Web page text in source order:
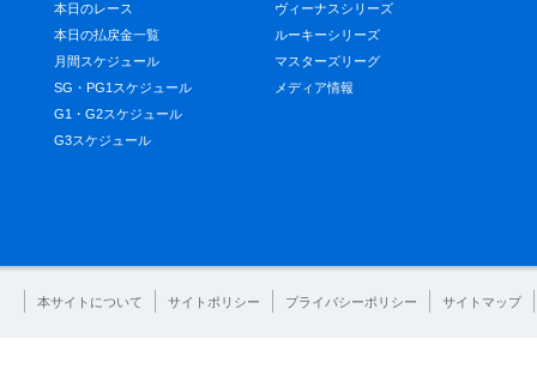
本日のレース
本日の払戻金一覧
月間スケジュール
SG・PG1スケジュール
G1・G2スケジュール
G3スケジュール
ヴィーナスシリーズ
ルーキーシリーズ
マスターズリーグ
メディア情報
本サイトについて サイトポリシー プライバシーポリシー サイトマップ